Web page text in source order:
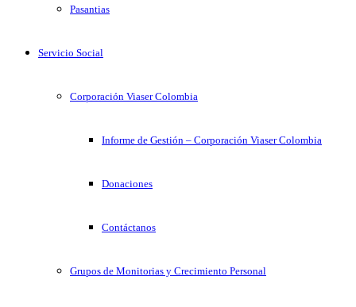
Pasantias
Servicio Social
Corporación Viaser Colombia
Informe de Gestión – Corporación Viaser Colombia
Donaciones
Contáctanos
Grupos de Monitorias y Crecimiento Personal